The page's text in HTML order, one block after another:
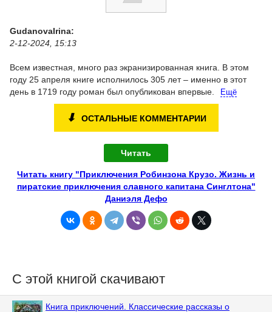
GudanovaIrina:
2-12-2024, 15:13
Всем известная, много раз экранизированная книга. В этом
году 25 апреля книге исполнилось 305 лет – именно в этот
день в 1719 году роман был опубликован впервые.
Ещё
⬇ ОСТАЛЬНЫЕ КОММЕНТАРИИ
Читать
Читать книгу "Приключения Робинзона Крузо. Жизнь и
пиратские приключения славного капитана Синглтона"
Даниэля Дефо
С этой книгой скачивают
Книга приключений. Классические рассказы о